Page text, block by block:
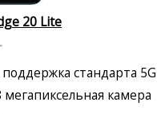
20 Lite
стандарта 5G
камера